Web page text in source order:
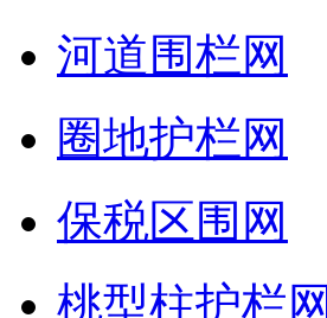
河道围栏网
圈地护栏网
保税区围网
桃型柱护栏网